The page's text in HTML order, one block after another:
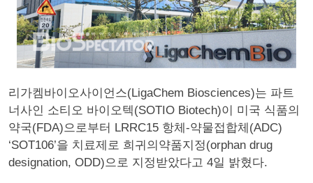
리가켐바이오사이언스(LigaChem Biosciences)는 파트
너사인 소티오 바이오텍(SOTIO Biotech)이 미국 식품의
약국(FDA)으로부터 LRRC15 항체-약물접합체(ADC)
‘SOT106’을 치료제로 희귀의약품지정(orphan drug
designation, ODD)으로 지정받았다고 4일 밝혔다.